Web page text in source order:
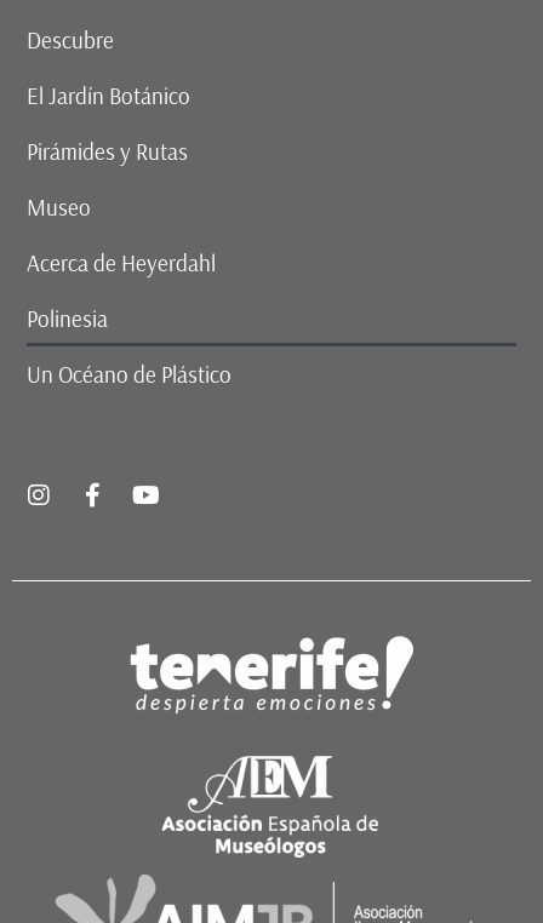
Descubre
El Jardín Botánico
Pirámides y Rutas
Museo
Acerca de Heyerdahl
Polinesia
Un Océano de Plástico